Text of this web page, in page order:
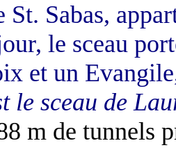
St. Sabas,
le sceau
et un
le sceau de
m de tunnels